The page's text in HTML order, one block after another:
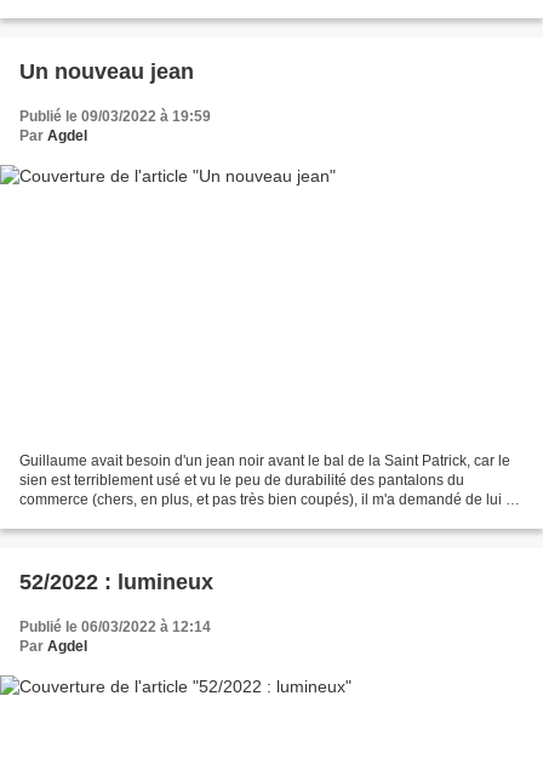
Un nouveau jean
Publié le 09/03/2022 à 19:59
Par Agdel
Guillaume avait besoin d'un jean noir avant le bal de la Saint Patrick, car le
sien est terriblement usé et vu le peu de durabilité des pantalons du
commerce (chers, en plus, et pas très bien coupés), il m'a demandé de lui en
52/2022 : lumineux
Publié le 06/03/2022 à 12:14
Par Agdel